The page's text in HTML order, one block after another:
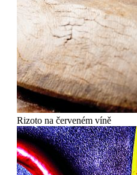
Rizoto na červeném víně